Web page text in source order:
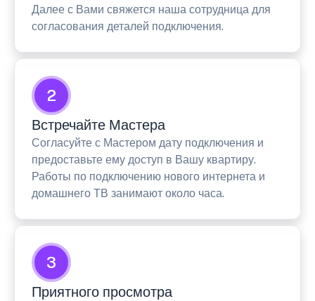
Далее с Вами свяжется наша сотрудница для
согласования деталей подключения.
2
Встречайте Мастера
Согласуйте с Мастером дату подключения и
предоставьте ему доступ в Вашу квартиру.
Работы по подключению нового интернета и
домашнего ТВ занимают около часа.
3
Приятного просмотра